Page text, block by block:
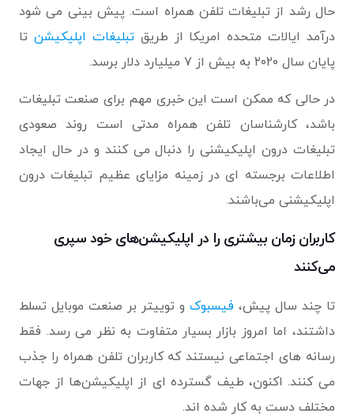
حال رشد از تبلیغات تلفن همراه است. پیش بینی می شود
درآمد ایالات متحده امریکا از طریقتبلیغات اپلیکیشن تا
پایان سال ۲۰۲۰ به بیش از ۷ میلیارد دلار برسد.
در حالی که ممکن است این خبری مهم برای صنعت تبلیغات
باشد، کارشناسان تلفن همراه مدتی است روند صعودی
تبلیغات درون اپلیکیشنی را دنبال می کنند و در حال ایجاد
اطلاعات برجسته ای در زمینه مزایای عظیم تبلیغات درون
اپلیکیشنی می‌باشند.
کاربران زمان بیشتری را در اپلیکیشن‌های خود سپری
می‌کنند
تا چند سال پیش، فیسبوک و توییتر بر صنعت موبایل تسلط
داشتند، اما امروز بازار بسیار متفاوت به نظر می رسد. فقط
رسانه های اجتماعی نیستند که کاربران تلفن همراه را جذب
می کنند. اکنون، طیف گسترده ای از اپلیکیشن‌ها از جهات
مختلف دست به کار شده اند.